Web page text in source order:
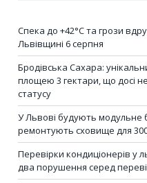
Спека до +42°C та грози
Львівщині 6 серпня
Бродівська Сахара:
площею 3 гектари, що досі
статусу
У Львові будують модульне
ремонтують сховище для
Перевірки кондиціонерів у
два порушення серед